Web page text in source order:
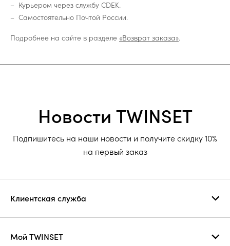
Курьером через службу CDEK.
Самостоятельно Почтой России.
Подробнее на сайте в разделе «Возврат заказа».
Новости TWINSET
Подпишитесь на наши новости и получите скидку 10%
на первый заказ
Клиентская служба
Мой TWINSET